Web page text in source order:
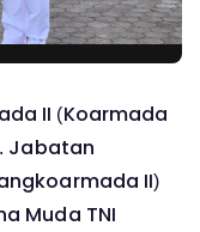
II (Koarmada
Jabatan
II)
Muda TNI